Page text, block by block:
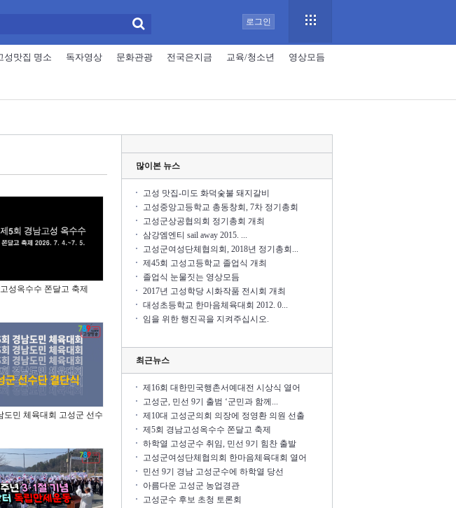
로그인
성맛집 명소 독자영상 문화관광 전국은지금 교육/청소년 영상모듬
성옥수수 쫀달고 축제
도민 체육대회 고성군 선수
많이본 뉴스
고성 맛집-미도 화덕숯불 돼지갈비
고성중앙고등학교 총동창회, 7차 정기총회
고성군상공협의회 정기총회 개최
삼강엠엔티 sail away 2015. ...
고성군여성단체협의회, 2018년 정기총회...
제45회 고성고등학교 졸업식 개최
졸업식 눈물짓는 영상모듬
2017년 고성학당 시화작품 전시회 개최
대성초등학교 한마음체육대회 2012. 0...
임을 위한 행진곡을 지켜주십시오.
최근뉴스
제16회 대한민국행촌서예대전 시상식 열어
고성군, 민선 9기 출범 ‘군민과 함께...
제10대 고성군의회 의장에 정영환 의원 선출
제5회 경남고성옥수수 쫀달고 축제
하학열 고성군수 취임, 민선 9기 힘찬 출발
고성군여성단체협의회 한마음체육대회 열어
민선 9기 경남 고성군수에 하학열 당선
아름다운 고성군 농업경관
고성군수 후보 초청 토론회